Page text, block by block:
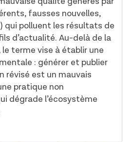
fausses nouvelles,
qui polluent les résultats de
d’actualité. Au-delà de la
terme vise à établir une
: générer et publier
révisé est un mauvais
pratique non
dégrade l’écosystème